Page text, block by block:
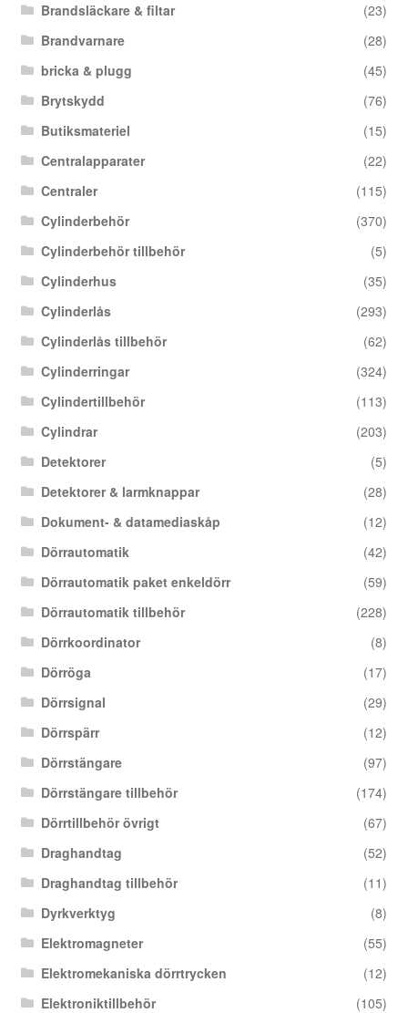
Brandsläckare & filtar
(23)
Brandvarnare
(28)
bricka & plugg
(45)
Brytskydd
(76)
Butiksmateriel
(15)
Centralapparater
(22)
Centraler
(115)
Cylinderbehör
(370)
Cylinderbehör tillbehör
(5)
Cylinderhus
(35)
Cylinderlås
(293)
Cylinderlås tillbehör
(62)
Cylinderringar
(324)
Cylindertillbehör
(113)
Cylindrar
(203)
Detektorer
(5)
Detektorer & larmknappar
(28)
Dokument- & datamediaskåp
(12)
Dörrautomatik
(42)
Dörrautomatik paket enkeldörr
(59)
Dörrautomatik tillbehör
(228)
Dörrkoordinator
(8)
Dörröga
(17)
Dörrsignal
(29)
Dörrspärr
(12)
Dörrstängare
(97)
Dörrstängare tillbehör
(174)
Dörrtillbehör övrigt
(67)
Draghandtag
(52)
Draghandtag tillbehör
(11)
Dyrkverktyg
(8)
Elektromagneter
(55)
Elektromekaniska dörrtrycken
(12)
Elektroniktillbehör
(105)